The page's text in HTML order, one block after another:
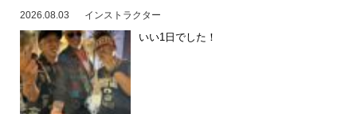
2026.08.03 インストラクター
いい1日でした！